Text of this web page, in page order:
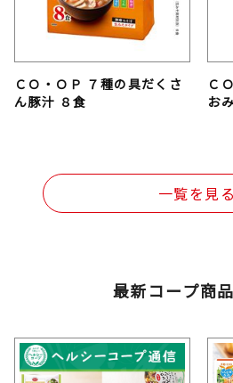
ＣＯ・ＯＰ ７種の具だくさ
ん豚汁 ８食
Ｃ
お
一覧を見る
最新コープ商